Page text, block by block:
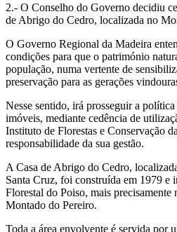
2.- O Conselho do Governo decidiu
de Abrigo do Cedro, localizada no
O Governo Regional da Madeira
condições para que o património
população, numa vertente de
preservação para as gerações
Nesse sentido, irá prosseguir a
imóveis, mediante cedência de
Instituto de Florestas e Conservação
responsabilidade da sua gestão.
A Casa de Abrigo do Cedro,
Santa Cruz, foi construída em 1979 e
Florestal do Poiso, mais precisamente
Montado do Pereiro.
Toda a área envolvente é servida por